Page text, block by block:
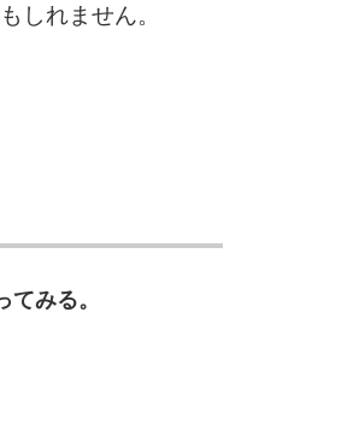
しれません。
みる。